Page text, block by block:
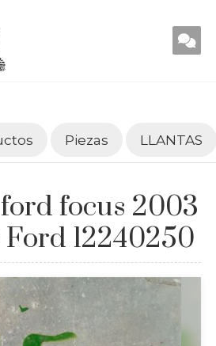
Piezas LLANTAS
focus 2003
12240250